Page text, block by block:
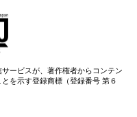
ービスが、著作権者からコンテン
を示す登録商標（登録番号 第６